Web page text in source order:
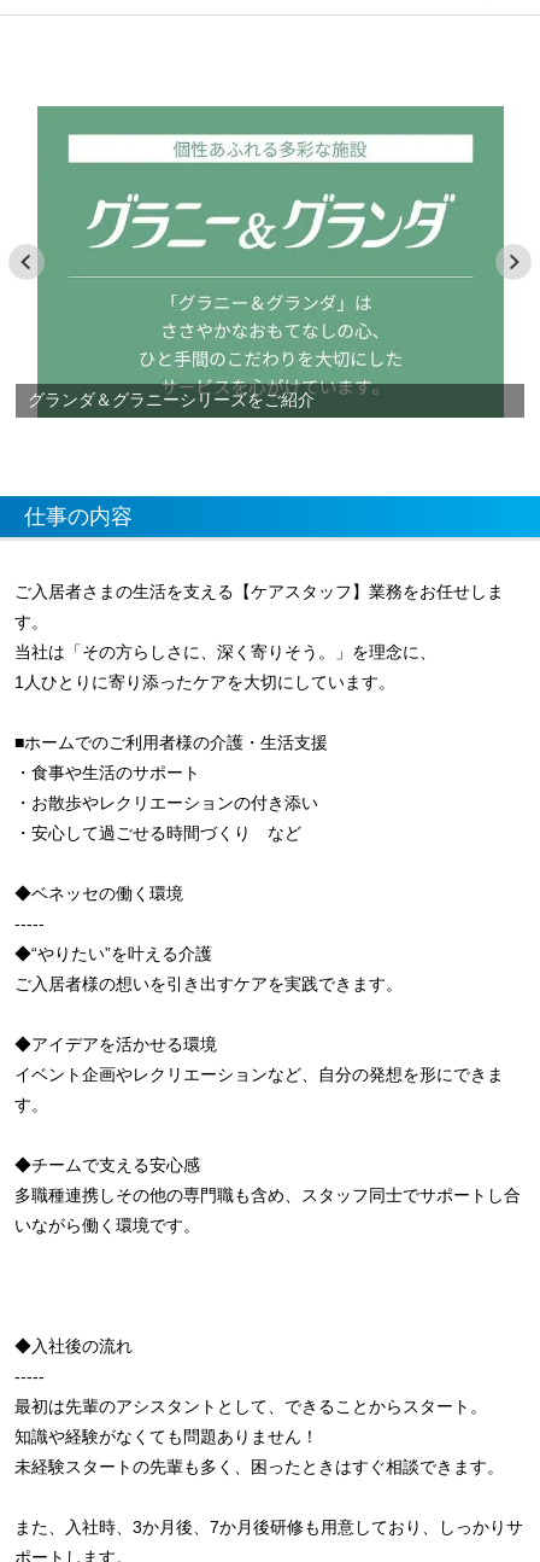
グランダ＆グラニーシリーズをご紹介
仕事の内容
ご入居者さまの生活を支える【ケアスタッフ】業務をお任せしま
す。
当社は「その方らしさに、深く寄りそう。」を理念に、
1人ひとりに寄り添ったケアを大切にしています。
■ホームでのご利用者様の介護・生活支援
・食事や生活のサポート
・お散歩やレクリエーションの付き添い
・安心して過ごせる時間づくり など
◆ベネッセの働く環境
-----
◆“やりたい”を叶える介護
ご入居者様の想いを引き出すケアを実践できます。
◆アイデアを活かせる環境
イベント企画やレクリエーションなど、自分の発想を形にできま
す。
◆チームで支える安心感
多職種連携しその他の専門職も含め、スタッフ同士でサポートし合
いながら働く環境です。
◆入社後の流れ
-----
最初は先輩のアシスタントとして、できることからスタート。
知識や経験がなくても問題ありません！
未経験スタートの先輩も多く、困ったときはすぐ相談できます。
また、入社時、3か月後、7か月後研修も用意しており、しっかりサ
ポートします。